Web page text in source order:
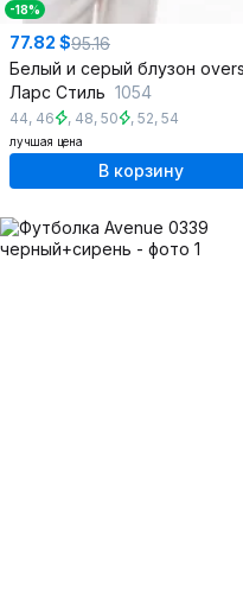
-18%
77.82 $95.16
Ларс Стиль 1054
44, 46 , 48, 50 , 52, 54
лучшая цена
В корзину